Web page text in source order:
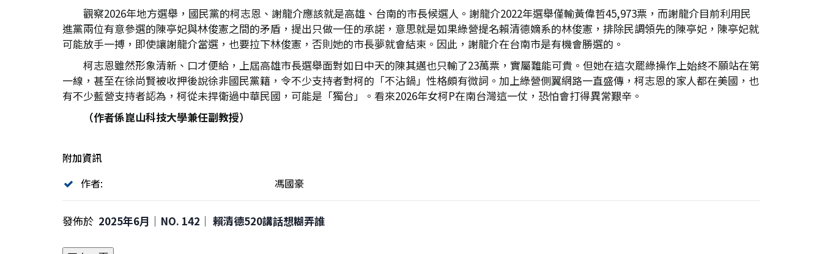
觀察2026年地方選舉，國民黨的柯志恩、謝龍介應該就是高雄、台南的市長候選人。謝龍介2022年選舉僅輸黃偉哲45,973票，而謝龍介目前利用民
進黨兩位有意參選的陳亭妃與林俊憲之間的矛盾，提出只做一任的承諾，意思就是如果綠營提名賴清德嫡系的林俊憲，排除民調領先的陳亭妃，陳亭妃就
可能放手一搏，即使讓謝龍介當選，也要拉下林俊憲，否則她的市長夢就會結束。因此，謝龍介在台南市是有機會勝選的。
柯志恩雖然形象清新、口才便給，上屆高雄市長選舉面對如日中天的陳其邁也只輸了23萬票，實屬難能可貴。但她在這次罷綠操作上始終不願站在第
一線，甚至在徐尚賢被收押後說徐非國民黨籍，令不少支持者對柯的「不沾鍋」性格頗有微詞。加上綠營側翼網路一直盛傳，柯志恩的家人都在美國，也
有不少藍營支持者認為，柯從未捍衛過中華民國，可能是「獨台」。看來2026年女柯P在南台灣這一仗，恐怕會打得異常艱辛。
（作者係崑山科技大學兼任副教授）
附加資訊
作者:
馮國豪
發佈於 2025年6月｜NO. 142│ 賴清德520講話想糊弄誰